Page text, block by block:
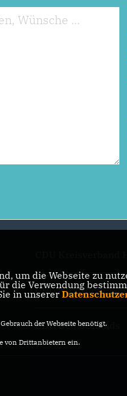
CDU Nordrhein-
CDU Deutschlands
um die Webseite zu
die Verwendung
in unserer
der Webseite benötigt.
von Drittanbietern ein.